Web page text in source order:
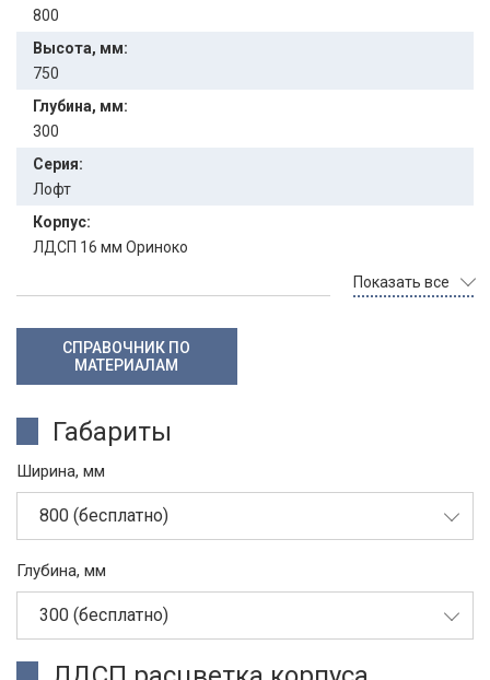
800
Высота, мм:
750
Глубина, мм:
300
Серия:
Лофт
Корпус:
ЛДСП 16 мм Ориноко
Показать все
СПРАВОЧНИК ПО
МАТЕРИАЛАМ
Габариты
Ширина, мм
800 (бесплатно)
Глубина, мм
300 (бесплатно)